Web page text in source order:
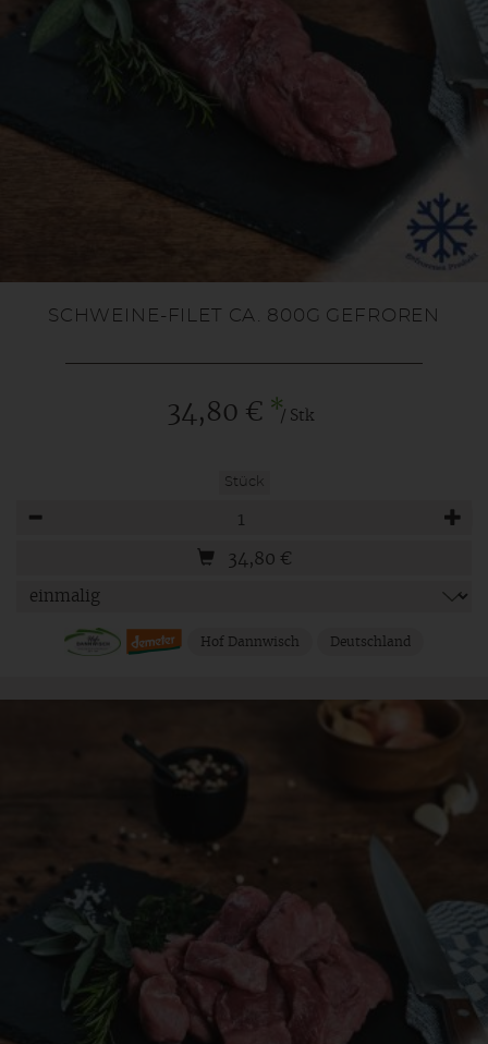
SCHWEINE-FILET CA. 800G GEFROREN
34,80 € */ Stk
Stück
34,80 €
Hof Dannwisch Deutschland